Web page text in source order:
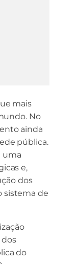
mais
No
ainda
pública.
uma
e,
dos
sistema de
dos
do